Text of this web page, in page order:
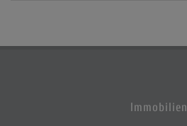
Immobilien